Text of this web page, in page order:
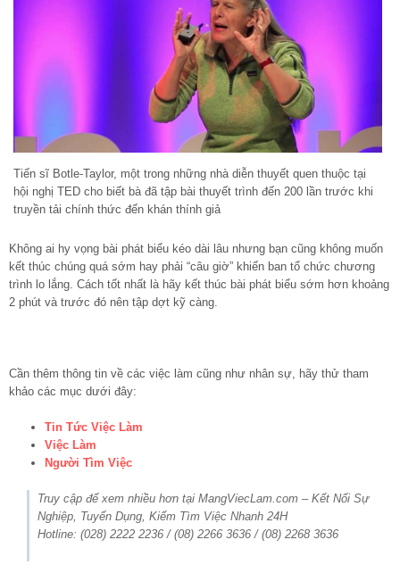
Tiến sĩ Botle-Taylor, một trong những nhà diễn thuyết quen thuộc tại
hội nghị TED cho biết bà đã tập bài thuyết trình đến 200 lần trước khi
truyền tải chính thức đến khán thính giả
Không ai hy vọng bài phát biểu kéo dài lâu nhưng bạn cũng không muốn
kết thúc chúng quá sớm hay phải “câu giờ” khiến ban tổ chức chương
trình lo lắng. Cách tốt nhất là hãy kết thúc bài phát biểu sớm hơn khoảng
2 phút và trước đó nên tập dợt kỹ càng.
Cần thêm thông tin về các việc làm cũng như nhân sự, hãy thử tham
khảo các mục dưới đây:
Tin Tức Việc Làm
Việc Làm
Người Tìm Việc
Truy cập để xem nhiều hơn tại MangViecLam.com – Kết Nối Sự
Nghiệp, Tuyển Dụng, Kiếm Tìm Việc Nhanh 24H
Hotline: (028) 2222 2236 / (08) 2266 3636 / (08) 2268 3636